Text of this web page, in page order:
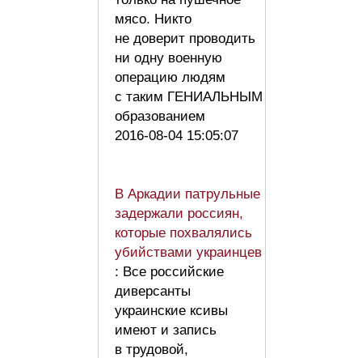
мясо. Никто
не доверит проводить
ни одну военную
операцию людям
с таким ГЕНИАЛЬНЫМ
образованием
2016-08-04 15:05:07
В Аркадии патрульные
задержали россиян,
которые похвалялись
убийствами украинцев
: Все российские
диверсанты
украинские ксивы
имеют и запись
в трудовой,